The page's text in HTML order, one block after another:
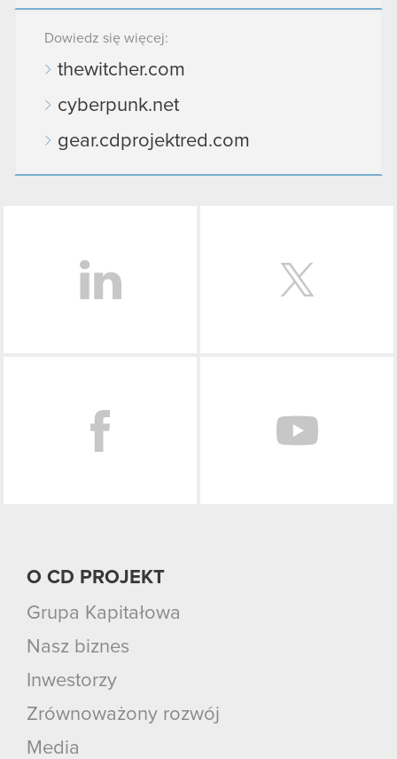
Dowiedz się więcej:
thewitcher.com
cyberpunk.net
gear.cdprojektred.com
O CD PROJEKT
Grupa Kapitałowa
Nasz biznes
Inwestorzy
Zrównoważony rozwój
Media